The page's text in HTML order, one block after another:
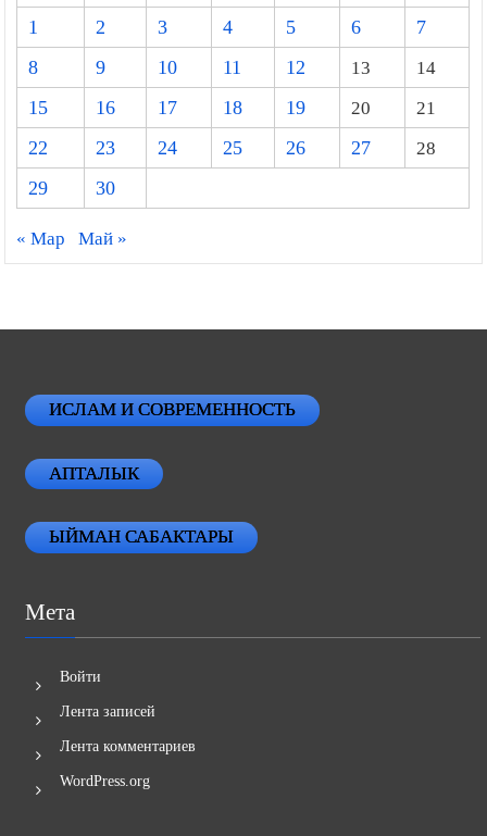
1
2 3 4 5 6
7
8
9 10 11 12 13
14
15
16 17 18 19 20
21
22
23 24 25 26 27
28
29
30
« Мар Май »
ИСЛАМ И СОВРЕМЕННОСТЬ
АПТАЛЫК
ЫЙМАН САБАКТАРЫ
Мета
Войти
Лента записей
Лента комментариев
WordPress.org